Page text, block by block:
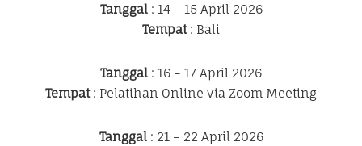
Tanggal: 14 – 15 April 2026
Tempat: Bali
Tanggal : 16 – 17 April 2026
Tempat: Pelatihan Online via Zoom Meeting
Tanggal: 21 – 22 April 2026